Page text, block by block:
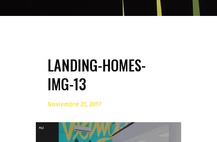
LANDING-HOMES-
IMG-13
Noviembre 21, 2017